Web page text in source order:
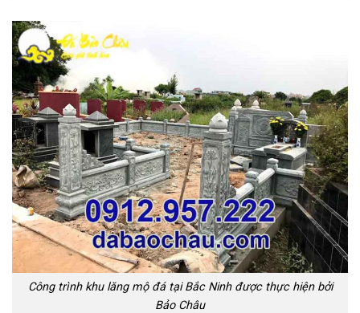
Công trình khu lăng mộ đá tại Bắc Ninh được thực hiện bởi
Bảo Châu